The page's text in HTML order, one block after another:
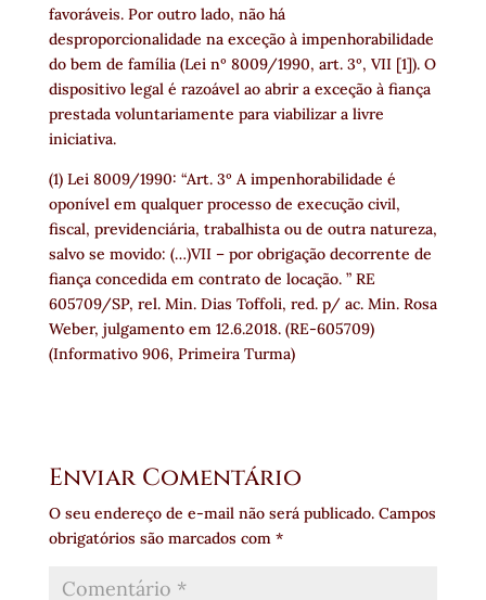
favoráveis. Por outro lado, não há
desproporcionalidade na exceção à impenhorabilidade
do bem de família (Lei nº 8009/1990, art. 3º, VII [1]). O
dispositivo legal é razoável ao abrir a exceção à fiança
prestada voluntariamente para viabilizar a livre
iniciativa.
(1) Lei 8009/1990: “Art. 3º A impenhorabilidade é
oponível em qualquer processo de execução civil,
fiscal, previdenciária, trabalhista ou de outra natureza,
salvo se movido: (…)VII – por obrigação decorrente de
fiança concedida em contrato de locação. ” RE
605709/SP, rel. Min. Dias Toffoli, red. p/ ac. Min. Rosa
Weber, julgamento em 12.6.2018. (RE-605709)
(Informativo 906, Primeira Turma)
Enviar Comentário
O seu endereço de e-mail não será publicado. Campos
obrigatórios são marcados com *